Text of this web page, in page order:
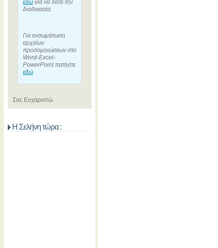
εδώ για να δείτε την
διαδικασία.
Για ενσωμάτωση
αρχείων
προσομοιώσεων στο
Word-Excel-
PowerPoint πατήστε
εδώ
Σας Ευχαριστώ.
Η Σελήνη τώρα :